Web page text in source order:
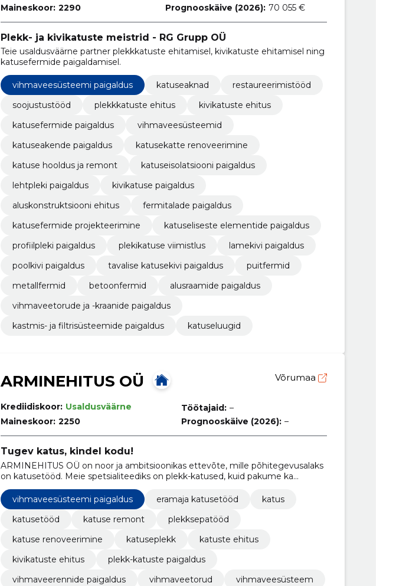
Maineskoor: 2290
Prognooskäive (2026): 70 055 €
Plekk- ja kivikatuste meistrid - RG Grupp OÜ
Teie usaldusväärne partner plekkkatuste ehitamisel, kivikatuste ehitamisel ning
katusefermide paigaldamisel.
vihmaveesüsteemi paigaldus katuseaknad
restaureerimistööd
soojustustööd
plekkkatuste ehitus
kivikatuste ehitus
katusefermide paigaldus
vihmaveesüsteemid
katuseakende paigaldus
katusekatte renoveerimine
katuse hooldus ja remont
katuseisolatsiooni paigaldus
lehtpleki paigaldus
kivikatuse paigaldus
aluskonstruktsiooni ehitus
fermitalade paigaldus
katusefermide projekteerimine
katuseliseste elementide paigaldus
profiilpleki paigaldus
plekikatuse viimistlus
lamekivi paigaldus
poolkivi paigaldus
tavalise katusekivi paigaldus
puitfermid
metallfermid
betoonfermid
alusraamide paigaldus
vihmaveetorude ja -kraanide paigaldus
kastmis- ja filtrisüsteemide paigaldus
katuseluugid
ARMINEHITUS OÜ Võrumaa
Krediidiskoor: Usaldusväärne
Maineskoor: 2250
Töötajaid: –
Prognooskäive (2026): –
Tugev katus, kindel kodu!
ARMINEHITUS OÜ on noor ja ambitsioonikas ettevõte, mille põhitegevusalaks
on katusetööd. Meie spetsialiteediks on plekk-katused, kuid pakume ka
eterniit- ja kivikatuste lahendusi.
vihmaveesüsteemi paigaldus
eramaja katusetööd
katus
katusetööd
katuse remont
plekksepatööd
katuse renoveerimine
katuseplekk
katuste ehitus
kivikatuste ehitus
plekk-katuste paigaldus
vihmaveerennide paigaldus
vihmaveetorud
vihmaveesüsteem